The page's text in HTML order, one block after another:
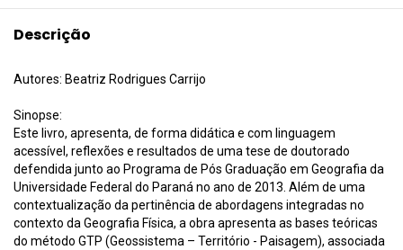
Descrição
Autores: Beatriz Rodrigues Carrijo
Sinopse:
Este livro, apresenta, de forma didática e com linguagem
acessível, reflexões e resultados de uma tese de doutorado
defendida junto ao Programa de Pós Graduação em Geografia da
Universidade Federal do Paraná no ano de 2013. Além de uma
contextualização da pertinência de abordagens integradas no
contexto da Geografia Física, a obra apresenta as bases teóricas
do método GTP (Geossistema – Território - Paisagem), associada